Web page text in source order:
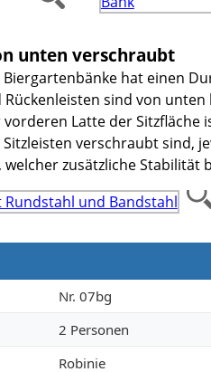
unten verschraubt
hat einen
sind von unten
Latte der Sitzfläche
verschraubt sind,
welcher zusätzliche Stabilität
Nr. 07bg
2 Personen
Robinie